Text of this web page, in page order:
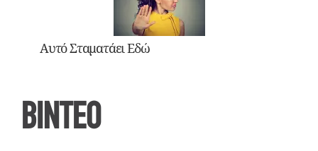
Αυτό Σταματάει Εδώ
ΒΙΝΤΕΟ